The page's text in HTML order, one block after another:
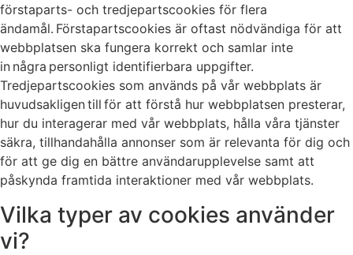
förstaparts- och tredjepartscookies för flera
ändamål. Förstapartscookies är oftast nödvändiga för att
webbplatsen ska fungera korrekt och samlar inte
in några personligt identifierbara uppgifter.
Tredjepartscookies som används på vår webbplats är
huvudsakligen till för att förstå hur webbplatsen presterar,
hur du interagerar med vår webbplats, hålla våra tjänster
säkra, tillhandahålla annonser som är relevanta för dig och
för att ge dig en bättre användarupplevelse samt att
påskynda framtida interaktioner med vår webbplats.
Vilka typer av cookies använder
vi?